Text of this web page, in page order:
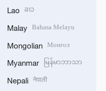
Lao ລາວ
Malay Bahasa Melayu
Mongolian Монгол
Myanmar မြန်မာဘာသာ
Nepali नेपाली